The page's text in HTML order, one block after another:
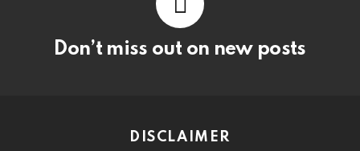
Don’t miss out on new posts
DISCLAIMER